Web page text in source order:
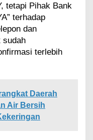
tetapi Pihak Bank
terhadap
dan
sudah
terlebih
Daerah
Air Bersih